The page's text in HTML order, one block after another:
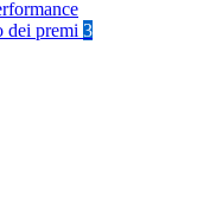
dei premi 3